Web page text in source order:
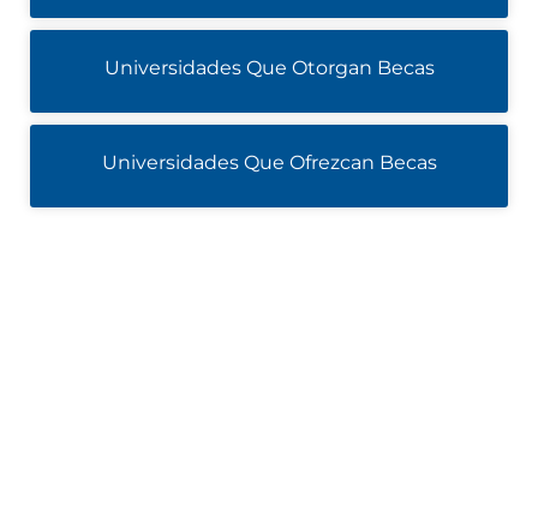
Universidades Que Otorgan Becas
Universidades Que Ofrezcan Becas